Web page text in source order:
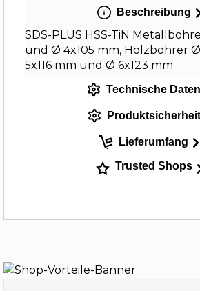
Beschreibung
SDS-PLUS HSS-TiN
und Ø 4x105 mm, Holzbohrer
5x116 mm und Ø 6x123 mm
Technische Daten
Produktsicherheit
Lieferumfang
Trusted Shops